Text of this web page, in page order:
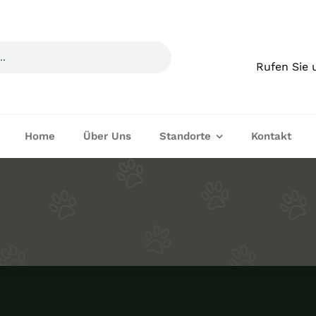
Rufen Sie
Home Über Uns Standorte Kontakt